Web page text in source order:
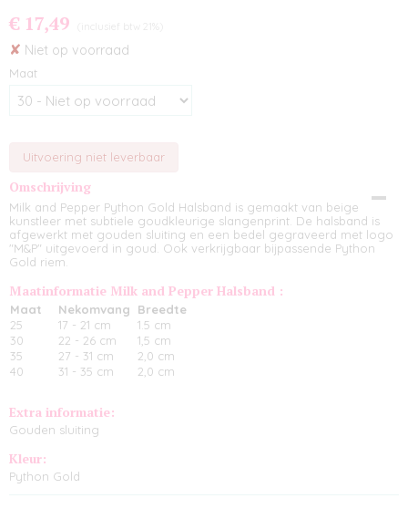
€ 17,49 (inclusief btw 21%)
✘ Niet op voorraad
Maat
Uitvoering niet leverbaar
Omschrijving
Milk and Pepper Python Gold Halsband is gemaakt van beige
kunstleer met subtiele goudkleurige slangenprint. De halsband is
afgewerkt met gouden sluiting en een bedel gegraveerd met logo
"M&P" uitgevoerd in goud. Ook verkrijgbaar bijpassende Python
Gold riem.
Maatinformatie Milk and Pepper Halsband :
Maat Nekomvang
Breedte
25
17 - 21 cm
1.5 cm
30
22 - 26 cm
1,5 cm
35
27 - 31 cm
2,0 cm
40
31 - 35 cm 2,0 cm
Extra informatie:
Gouden sluiting
Kleur:
Python Gold